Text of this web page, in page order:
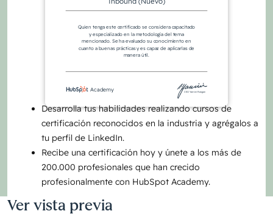
Quien tenga este certificado se considera capacitado
y especializado en la metodología del tema
mencionado. Se ha evaluado su conocimiento en
cuanto a buenas prácticas y es capaz de aplicarlas de
manera útil.
CEO Yamini Rangan
Academy
Desarrolla tus habilidades realizando cursos de
certificación reconocidos en la industria y agrégalos a
tu perfil de LinkedIn.
Recibe una certificación hoy y únete a los más de
200.000 profesionales que han crecido
profesionalmente con HubSpot Academy.
Ver vista previa